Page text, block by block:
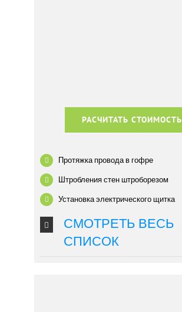
РАСЧИТАТЬ СТОИМОСТЬ
Протяжка провода в гофре
Штробления стен штроборезом
Установка электрического щитка
СМОТРЕТЬ ВЕСЬ
СПИСОК